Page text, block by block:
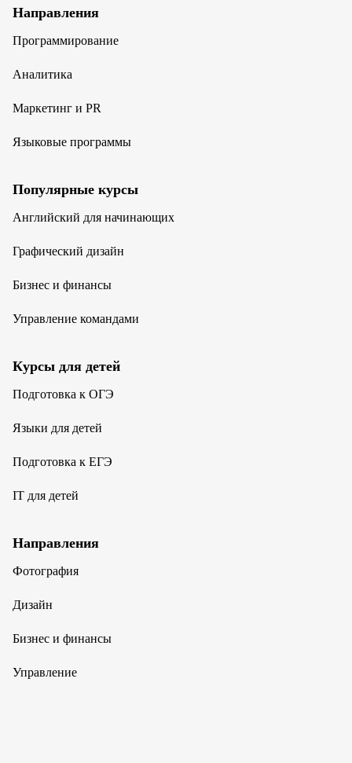
Направления
Программирование
Аналитика
Маркетинг и PR
Языковые программы
Популярные курсы
Английский для начинающих
Графический дизайн
Бизнес и финансы
Управление командами
Курсы для детей
Подготовка к ОГЭ
Языки для детей
Подготовка к ЕГЭ
IT для детей
Направления
Фотография
Дизайн
Бизнес и финансы
Управление